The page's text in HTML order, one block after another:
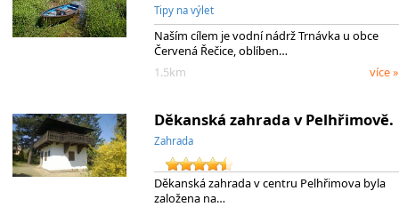
Tipy na výlet
Naším cílem je vodní nádrž Trnávka u obce
Červená Řečice, oblíben…
1.5km
více »
Děkanská zahrada v Pelhřimově.
Zahrada
Děkanská zahrada v centru Pelhřimova byla
založena na…